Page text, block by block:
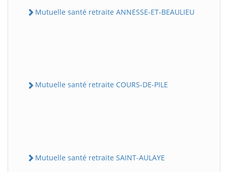
Mutuelle santé retraite ANNESSE-ET-BEAULIEU
Mutuelle santé retraite COURS-DE-PILE
Mutuelle santé retraite SAINT-AULAYE